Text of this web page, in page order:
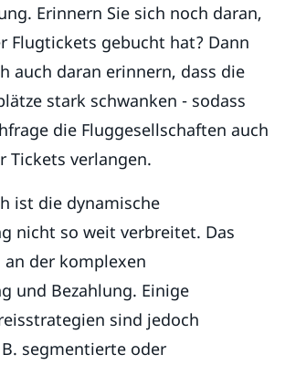
Erinnern Sie sich noch daran,
Flugtickets gebucht hat? Dann
auch daran erinnern, dass die
stark schwanken - sodass
die Fluggesellschaften auch
Tickets verlangen.
ist die dynamische
nicht so weit verbreitet. Das
der komplexen
und Bezahlung. Einige
sind jedoch
segmentierte oder